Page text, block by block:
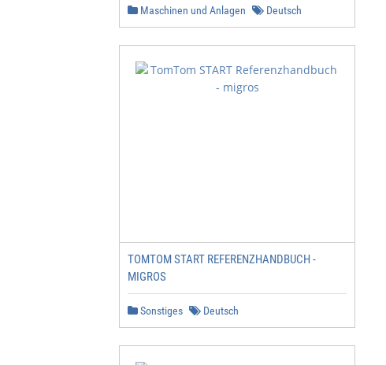
Maschinen und Anlagen Deutsch
TOMTOM START REFERENZHANDBUCH -
MIGROS
Sonstiges Deutsch